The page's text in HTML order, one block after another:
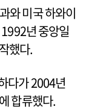
와 미국 하와이
년 중앙일
했다.
다가 2004년
합류했다.